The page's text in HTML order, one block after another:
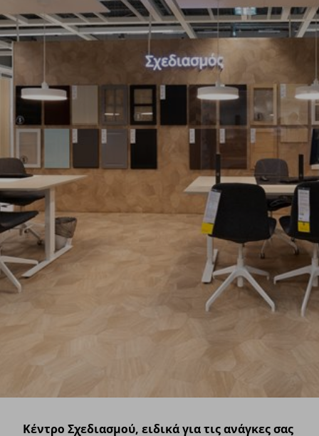
Κέντρο Σχεδιασμού, ειδικά για τις ανάγκες σας